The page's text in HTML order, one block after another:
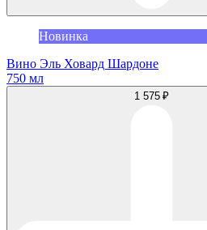
Новинка
Вино Эль Ховард Шардоне
750 мл
1 575 ₽